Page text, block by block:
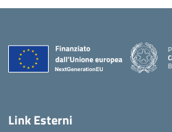
Link Esterni